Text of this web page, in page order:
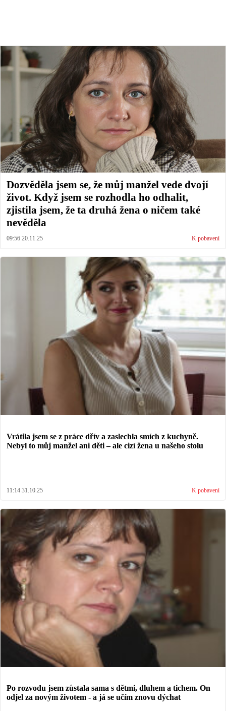
Dozvěděla jsem se, že můj manžel vede dvojí
život. Když jsem se rozhodla ho odhalit,
zjistila jsem, že ta druhá žena o ničem také
nevěděla
09:56 20.11.25 K pobavení
Vrátila jsem se z práce dřív a zaslechla smích z kuchyně.
Nebyl to můj manžel ani děti – ale cizí žena u našeho stolu
11:14 31.10.25 K pobavení
Po rozvodu jsem zůstala sama s dětmi, dluhem a tichem. On
odjel za novým životem - a já se učím znovu dýchat